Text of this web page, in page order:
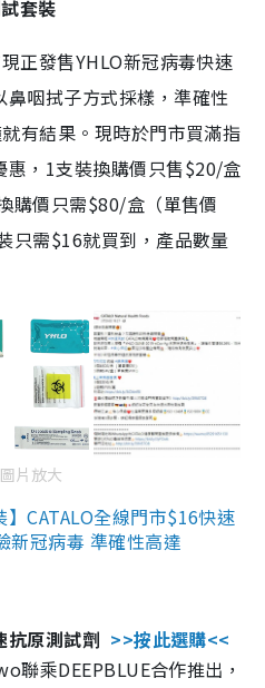
套裝
正發售YHLO新冠病毒快速
咽拭子方式採樣，準確性
有結果。現時於門市買滿指
惠，1支裝換購價只售$20/盒
購價只需$80/盒（單售價
只需$16就買到，產品數量
片放大
CATALO全線門市$16快速
新冠病毒 準確性高達
原測試劑 >>按此選購<<
聯乘DEEPBLUE合作推出，